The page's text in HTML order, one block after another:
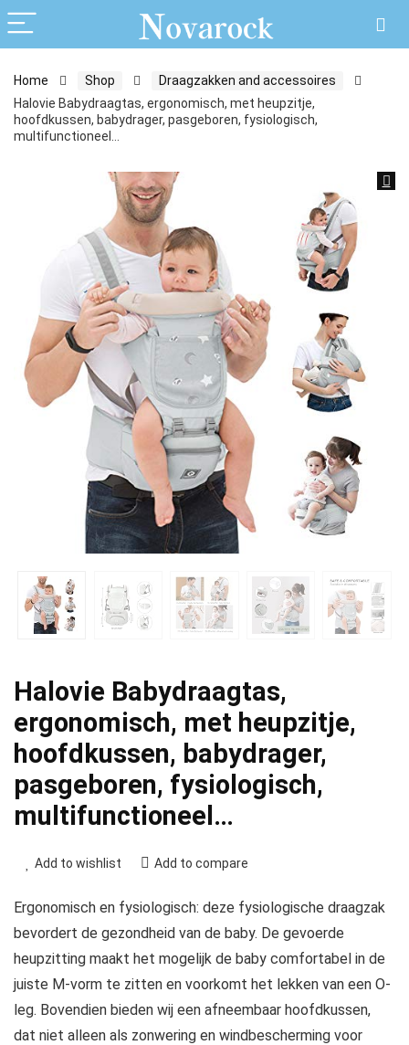
Home Shop
Draagzakken and accessoires
Halovie Babydraagtas, ergonomisch, met heupzitje,
hoofdkussen, babydrager, pasgeboren, fysiologisch,
multifunctioneel…
Halovie Babydraagtas,
ergonomisch, met heupzitje,
hoofdkussen, babydrager,
pasgeboren, fysiologisch,
multifunctioneel…
Add to wishlist Add to compare
Ergonomisch en fysiologisch: deze fysiologische draagzak
bevordert de gezondheid van de baby. De gevoerde
heupzitting maakt het mogelijk de baby comfortabel in de
juiste M-vorm te zitten en voorkomt het lekken van een O-
leg. Bovendien bieden wij een afneembaar hoofdkussen,
dat niet alleen als zonwering en windbescherming voor